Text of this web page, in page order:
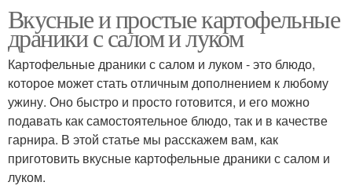
Вкусные и простые картофельные
драники с салом и луком
Картофельные драники с салом и луком - это блюдо,
которое может стать отличным дополнением к любому
ужину. Оно быстро и просто готовится, и его можно
подавать как самостоятельное блюдо, так и в качестве
гарнира. В этой статье мы расскажем вам, как
приготовить вкусные картофельные драники с салом и
луком.